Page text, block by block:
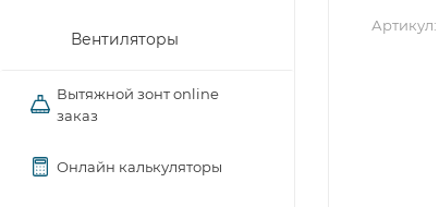
Вентиляторы
Вытяжной зонт online
заказ
Онлайн калькуляторы
Артикул: